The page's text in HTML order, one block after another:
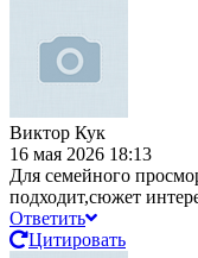
Виктор Кук
16 мая 2026 18:13
Для семейного
подходит,сюжет
Ответить
Цитировать